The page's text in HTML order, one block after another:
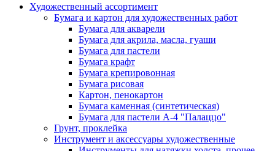
Художественный ассортимент
Бумага и картон для художественных работ
Бумага для акварели
Бумага для акрила, масла, гуаши
Бумага для пастели
Бумага крафт
Бумага крепировонная
Бумага рисовая
Картон, пенокартон
Бумага каменная (синтетическая)
Бумага для пастели А-4 "Палаццо"
Грунт, проклейка
Инструмент и аксессуары художественные